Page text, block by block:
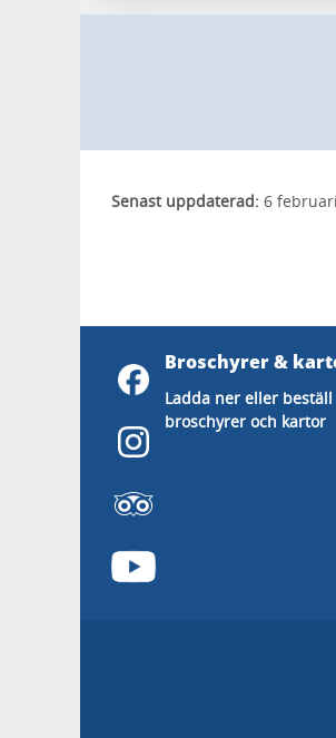
Senast uppdaterad: 6
Broschyrer &
Ladda ner eller beställ
broschyrer och kartor